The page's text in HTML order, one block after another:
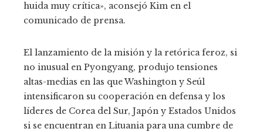
huida muy crítica», aconsejó Kim en el
comunicado de prensa.
El lanzamiento de la misión y la retórica feroz, si
no inusual en Pyongyang, produjo tensiones
altas-medias en las que Washington y Seúl
intensificaron su cooperación en defensa y los
líderes de Corea del Sur, Japón y Estados Unidos
si se encuentran en Lituania para una cumbre de